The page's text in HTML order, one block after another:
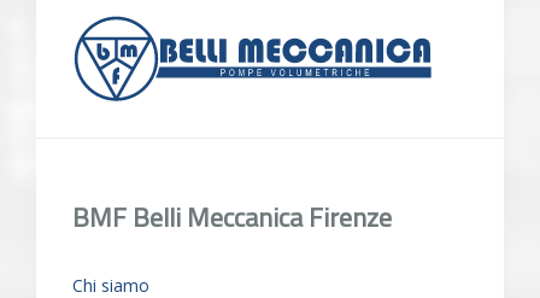
BMF Belli Meccanica Firenze
Chi siamo